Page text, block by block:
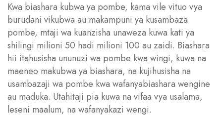
Kwa biashara kubwa ya pombe, kama vile vituo vya
burudani vikubwa au makampuni ya kusambaza
pombe, mtaji wa kuanzisha unaweza kuwa kati ya
shilingi milioni 50 hadi milioni 100 au zaidi. Biashara
hii itahusisha ununuzi wa pombe kwa wingi, kuwa na
maeneo makubwa ya biashara, na kujihusisha na
usambazaji wa pombe kwa wafanyabiashara wengine
au maduka. Utahitaji pia kuwa na vifaa vya usalama,
leseni maalum, na wafanyakazi wengi.